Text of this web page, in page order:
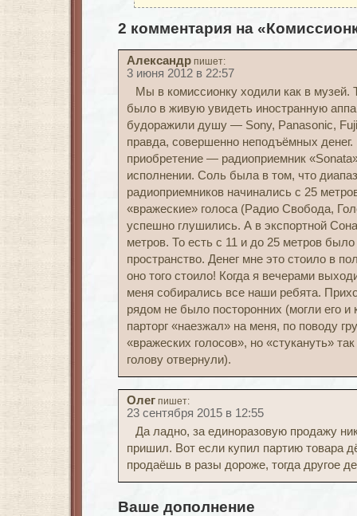
2 комментария на
Александр пишет:
3 июня 2012 в 22:57
Мы в комиссионку ходили как в музей.
было в живую увидеть иностранную
будоражили душу — Sony, Panasonic,
правда, совершенно неподъёмных
приобретение — радиоприемник
исполнении. Соль была в том, что
радиоприемников начинались с 25
«вражеские» голоса (Радио Свобода,
успешно глушились. А в экспортной
метров. То есть с 11 и до 25 метров
пространство. Денег мне это стоило в
оно того стоило! Когда я вечерами
меня собирались все наши ребята.
рядом не было посторонних (могли его
парторг «наезжал» на меня, по поводу
«вражеских голосов», но «стукануть»
голову отвернули).
Олег пишет:
23 сентября 2015 в 12:55
Да ладно, за единоразовую продажу
пришил. Вот если купил партию товара
продаёшь в разы дороже, тогда другое
Ваше дополнение